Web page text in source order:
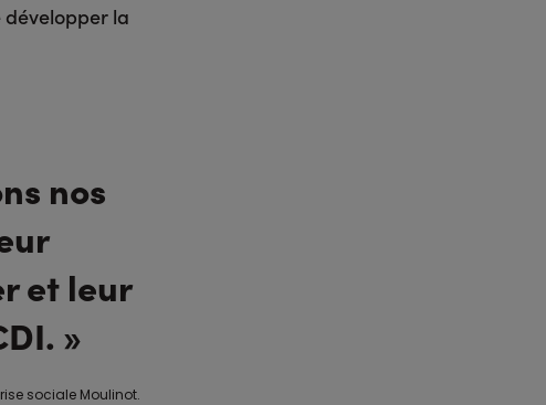
développer la
nos
et leur
»
sociale Moulinot.